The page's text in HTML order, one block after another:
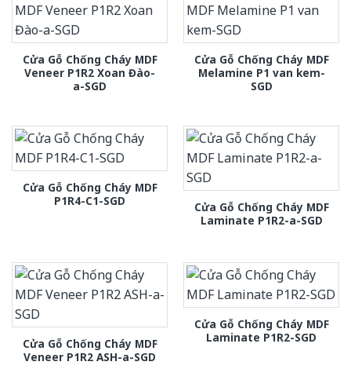
Cửa Gỗ Chống Cháy MDF
Veneer P1R2 Xoan Đào-
a-SGD
Cửa Gỗ Chống Cháy MDF
Melamine P1 van kem-
SGD
Cửa Gỗ Chống Cháy MDF
P1R4-C1-SGD
Cửa Gỗ Chống Cháy MDF
Laminate P1R2-a-SGD
Cửa Gỗ Chống Cháy MDF
Veneer P1R2 ASH-a-SGD
Cửa Gỗ Chống Cháy MDF
Laminate P1R2-SGD